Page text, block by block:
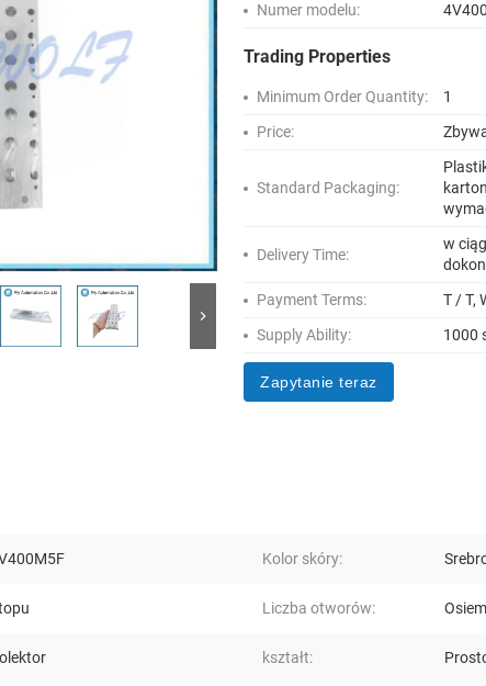
Numer modelu:
Trading Properties
Minimum Order Quantity:
1
Price:
Standard Packaging:
Delivery Time:
w
Payment Terms:
T / T,
Supply Ability:
1000
Zapytanie teraz
Kolor skóry:
Liczba otworów:
kształt: